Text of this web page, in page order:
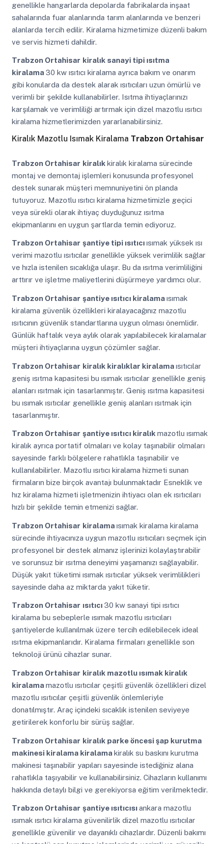
genellikle hangarlarda depolarda fabrikalarda inşaat
sahalarında fuar alanlarında tarım alanlarında ve benzeri
alanlarda tercih edilir. Kiralama hizmetimize düzenli bakım
ve servis hizmeti dahildir.
Trabzon Ortahisar kiralık sanayi tipi ısıtma
kiralama30 kw ısıtıcı kiralama ayrıca bakım ve onarım
gibi konularda da destek alarak ısıtıcıları uzun ömürlü ve
verimli bir şekilde kullanabilirler. Isıtma ihtiyaçlarınızı
karşılamak ve verimliliği artırmak için dizel mazotlu ısıtıcı
kiralama hizmetlerimizden yararlanabilirsiniz.
Kiralık Mazotlu Isımak Kiralama Trabzon Ortahisar
Trabzon Ortahisar kiralık kiralık kiralama sürecinde
montaj ve demontaj işlemleri konusunda profesyonel
destek sunarak müşteri memnuniyetini ön planda
tutuyoruz. Mazotlu ısıtıcı kiralama hizmetimizle geçici
veya sürekli olarak ihtiyaç duyduğunuz ısıtma
ekipmanlarını en uygun şartlarda temin ediyoruz.
Trabzon Ortahisar şantiye tipi ısıtıcıısımak yüksek ısı
verimi mazotlu ısıtıcılar genellikle yüksek verimlilik sağlar
ve hızla istenilen sıcaklığa ulaşır. Bu da ısıtma verimliliğini
arttırır ve işletme maliyetlerini düşürmeye yardımcı olur.
Trabzon Ortahisar şantiye ısıtıcı kiralamaısımak
kiralama güvenlik özellikleri kiralayacağınız mazotlu
ısıtıcının güvenlik standartlarına uygun olması önemlidir.
Günlük haftalık veya aylık olarak yapılabilecek kiralamalar
müşteri ihtiyaçlarına uygun çözümler sağlar.
Trabzon Ortahisar kiralık kiralıklar kiralamaısıtıcılar
geniş ısıtma kapasitesi bu ısımak ısıtıcılar genellikle geniş
alanları ısıtmak için tasarlanmıştır. Geniş ısıtma kapasitesi
bu ısımak ısıtıcılar genellikle geniş alanları ısıtmak için
tasarlanmıştır.
Trabzon Ortahisar şantiye ısıtıcı kiralık mazotlu ısımak
kiralık ayrıca portatif olmaları ve kolay taşınabilir olmaları
sayesinde farklı bölgelere rahatlıkla taşınabilir ve
kullanılabilirler. Mazotlu ısıtıcı kiralama hizmeti sunan
firmaların bize birçok avantajı bulunmaktadır Esneklik ve
hız kiralama hizmeti işletmenizin ihtiyacı olan ek ısıtıcıları
hızlı bir şekilde temin etmenizi sağlar.
Trabzon Ortahisar kiralamaısımak kiralama kiralama
sürecinde ihtiyacınıza uygun mazotlu ısıtıcıları seçmek için
profesyonel bir destek almanız işlerinizi kolaylaştırabilir
ve sorunsuz bir ısıtma deneyimi yaşamanızı sağlayabilir.
Düşük yakıt tüketimi ısımak ısıtıcılar yüksek verimlilikleri
sayesinde daha az miktarda yakıt tüketir.
Trabzon Ortahisar ısıtıcı30 kw sanayi tipi ısıtıcı
kiralama bu sebeplerle ısımak mazotlu ısıtıcıları
şantiyelerde kullanılmak üzere tercih edilebilecek ideal
ısıtma ekipmanlarıdır. Kiralama firmaları genellikle son
teknoloji ürünü cihazlar sunar.
Trabzon Ortahisar kiralık mazotlu ısımak kiralık
kiralamamazotlu ısıtıcılar çeşitli güvenlik özellikleri dizel
mazotlu ısıtıcılar çeşitli güvenlik önlemleriyle
donatılmıştır. Araç içindeki sıcaklık istenilen seviyeye
getirilerek konforlu bir sürüş sağlar.
Trabzon Ortahisar kiralık parke öncesi şap kurutma
makinesi kiralama kiralamakiralık su baskını kurutma
makinesi taşınabilir yapıları sayesinde istediğiniz alana
rahatlıkla taşıyabilir ve kullanabilirsiniz. Cihazların kullanımı
hakkında detaylı bilgi ve gerekiyorsa eğitim verilmektedir.
Trabzon Ortahisar şantiye ısıtıcısıankara mazotlu
ısımak ısıtıcı kiralama güvenilirlik dizel mazotlu ısıtıcılar
genellikle güvenilir ve dayanıklı cihazlardır. Düzenli bakımı